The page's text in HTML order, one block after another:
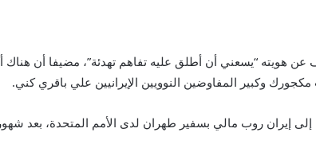
“يسعني أن أطلق عليه تفاهم تهدئة”، مضيفا أن
وكبير المفاوضين النوويين الإيرانيين علي باقري كني.
إيران روب مالي بسفير طهران لدى الأمم المتحدة، بعد